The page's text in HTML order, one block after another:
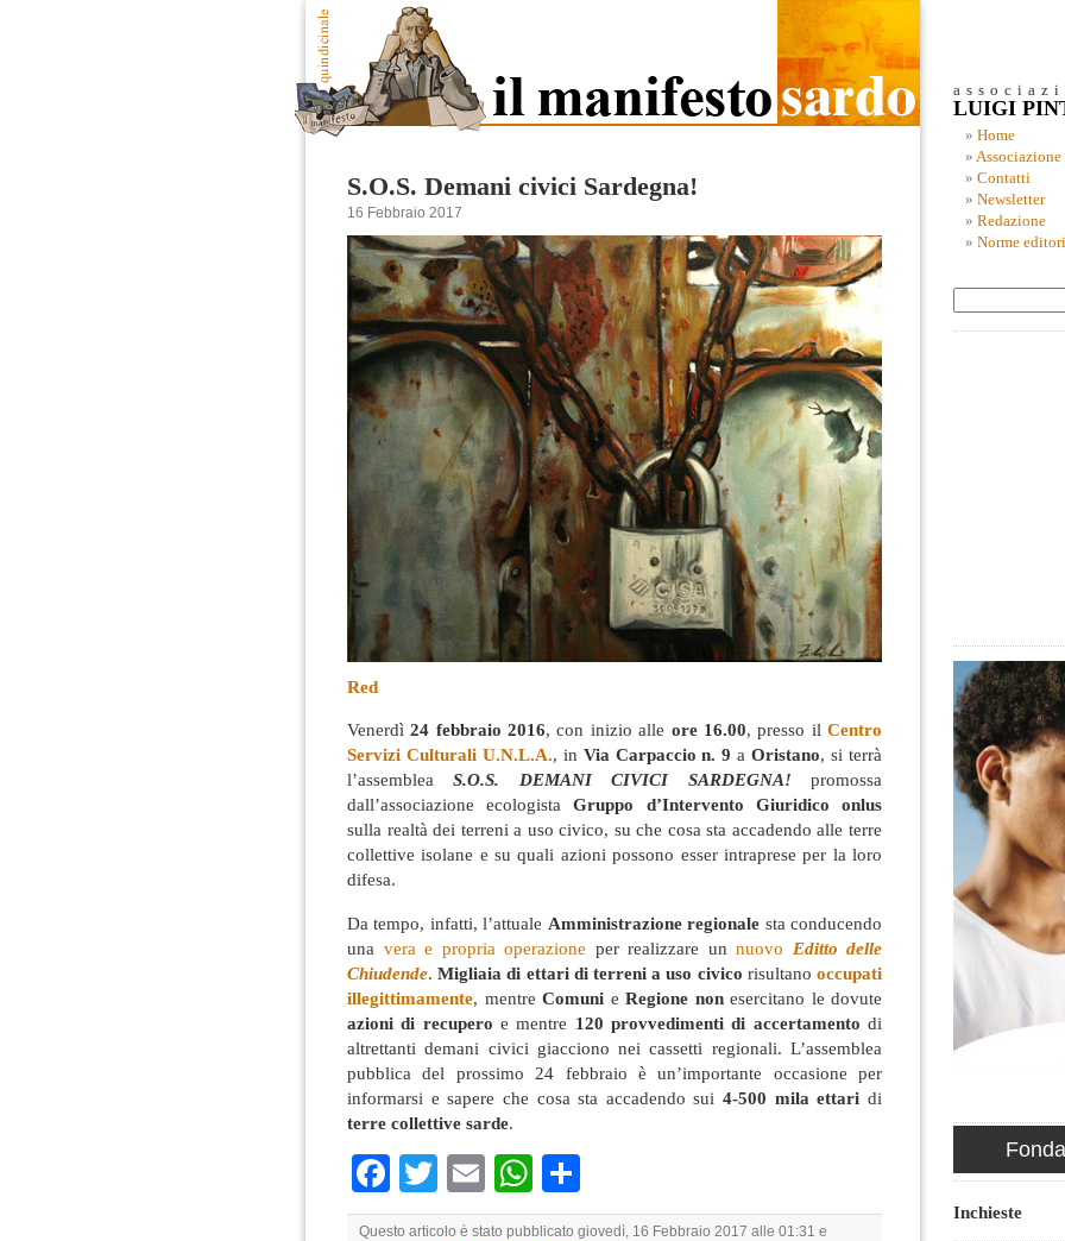
S.O.S. Demani civici Sardegna!
16 Febbraio 2017
Red
Venerdì24 febbraio 2016, con inizio alle ore 16.00, presso ilCentro
Servizi Culturali U.N.L.A., in Via Carpaccio n. 9 aOristano, si terrà
l’assembleaS.O.S. DEMANI CIVICI SARDEGNA! promossa
dall’associazione ecologistaGruppo d’Intervento Giuridico onlus
sulla realtà dei terreni a uso civico, su che cosa sta accadendo alle terre
collettive isolane e su quali azioni possono esser intraprese per la loro
difesa.
Da tempo, infatti, l’attuale Amministrazione regionale sta conducendo
una vera e propria operazione per realizzare un nuovo Editto delle
Chiudende.Migliaia di ettari di terreni a uso civico risultanooccupati
illegittimamente, mentre Comuni e Regione nonesercitano le dovute
azioni di recupero e mentre 120 provvedimenti di accertamento di
altrettanti demani civici giacciono nei cassetti regionali. L’assemblea
pubblica del prossimo 24 febbraio è un’importante occasione per
informarsi e sapere che cosa sta accadendo sui4-500 mila ettari di
terre collettive sarde.
Facebook
TwitterEmailWhatsApp
Questo articolo è stato pubblicato giovedì, 16 Febbraio 2017 alle 01:31 e
LUIGI
Home
Associazione
Contatti
Newsletter
Redazione
Norme
Inchieste